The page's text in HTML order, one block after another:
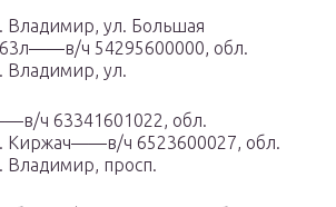
Владимир, ул. Большая
ч 54295600000, обл.
Владимир, ул.
ч 63341601022, обл.
Киржач——в/ч 6523600027, обл.
Владимир, просп.